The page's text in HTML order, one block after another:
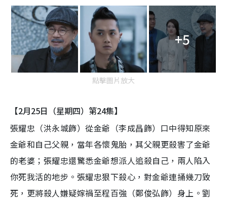
+5
點擊圖片放大
【2月25日（星期四）第24集】
張耀忠（洪永城飾）從金爺（李成昌飾）口中得知原來
金爺和自己父親，當年各懷鬼胎，其父親更殺害了金爺
的老婆；張耀忠還驚悉金爺想派人追殺自己，兩人陷入
你死我活的地步。張耀忠狠下殺心，對金爺連捅幾刀致
死，更將殺人嫌疑嫁禍至程百強（鄭俊弘飾）身上。劉